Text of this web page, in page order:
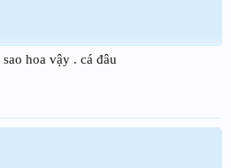
hoa vậy . cá đâu